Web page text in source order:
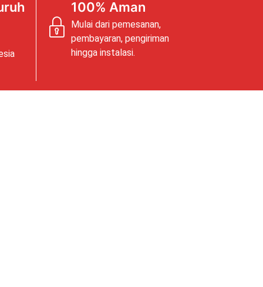
100% Aman
Mulai dari pemesanan,
pembayaran, pengiriman
hingga instalasi.